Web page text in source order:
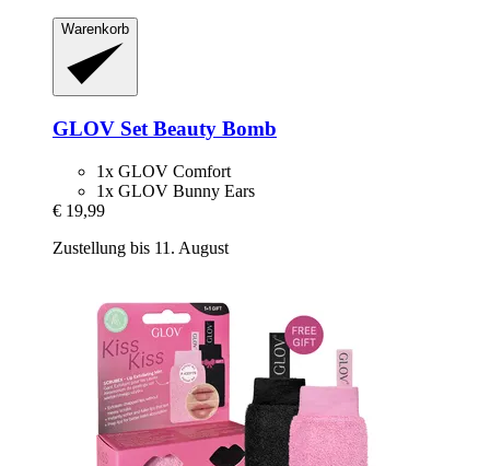
Warenkorb
GLOV Set Beauty Bomb
1x GLOV Comfort
1x GLOV Bunny Ears
€ 19,99
Zustellung bis 11. August